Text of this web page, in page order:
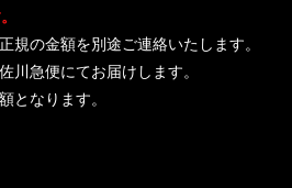
規の金額を別途ご連絡いたします。
川急便にてお届けします。
となります。